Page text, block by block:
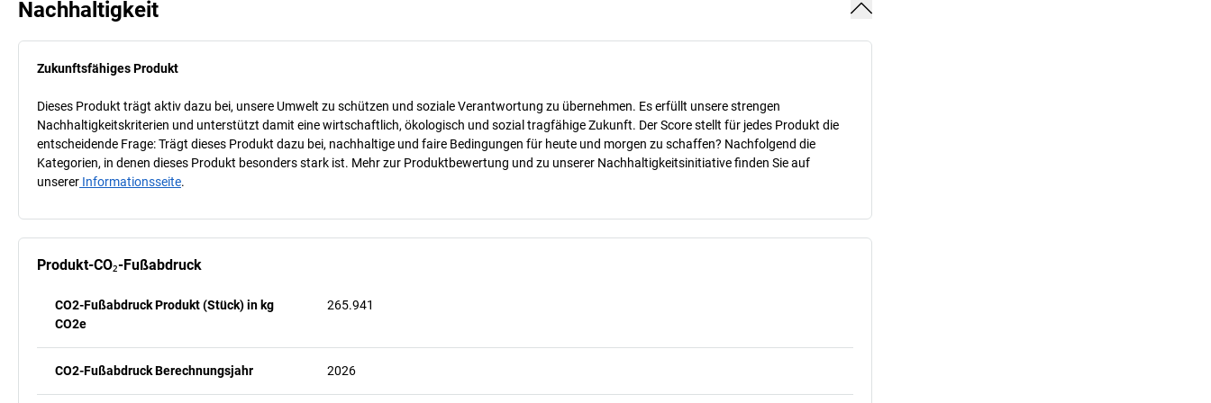
Nachhaltigkeit
Zukunftsfähiges Produkt
Dieses Produkt trägt aktiv dazu bei, unsere Umwelt zu schützen und soziale Verantwortung zu übernehmen. Es erfüllt unsere strengen
Nachhaltigkeitskriterien und unterstützt damit eine wirtschaftlich, ökologisch und sozial tragfähige Zukunft. Der Score stellt für jedes Produkt die
entscheidende Frage: Trägt dieses Produkt dazu bei, nachhaltige und faire Bedingungen für heute und morgen zu schaffen? Nachfolgend die
Kategorien, in denen dieses Produkt besonders stark ist. Mehr zur Produktbewertung und zu unserer Nachhaltigkeitsinitiative finden Sie auf
unserer Informationsseite.
Produkt-CO₂-Fußabdruck
CO2-Fußabdruck Produkt (Stück) in kg
CO2e
265.941
CO2-Fußabdruck Berechnungsjahr 2026